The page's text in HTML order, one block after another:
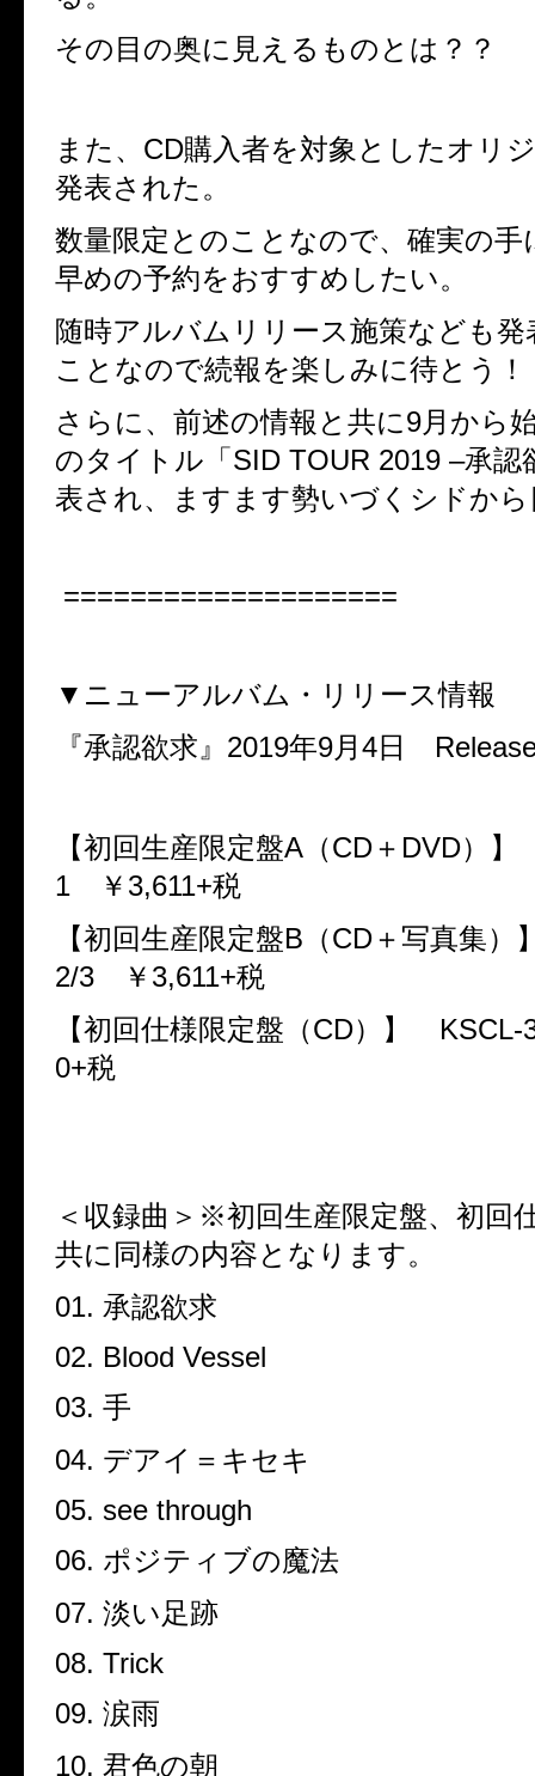
その目の奥に見えるものとは？？
また、 CD購入者を対象としたオリ
発表された。
数量限定とのことなので、確実の手
早めの予約をおすすめしたい。
随時アルバムリリース施策なども
ことなので続報を楽しみに待とう！
さらに、前述の情報と共に9月から
のタイトル「 SID TOUR 2019 –承認
表され、ますます勢いづくシドか
====================
▼ニューアルバム・リリース情報
『承認欲求』 2019年9月 4日
【初回生産限定盤A （CD＋ DVD）
1 ￥ 3,611+税
【初回生産限定盤B （CD＋写真集
2/3 ￥ 3,611+税
【初回仕様限定盤（CD）】 KSCL-
0+税
＜収録曲＞※初回生産限定盤、初回
共に同様の内容となります。
01. 承認欲求
02. Blood Vessel
03. 手
04. デアイ＝キセキ
05. see through
06. ポジティブの魔法
07. 淡い足跡
08. Trick
09. 涙雨
10. 君色の朝